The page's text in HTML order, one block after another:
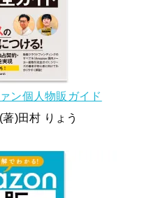
ン個人物販ガイド
)田村 りょう